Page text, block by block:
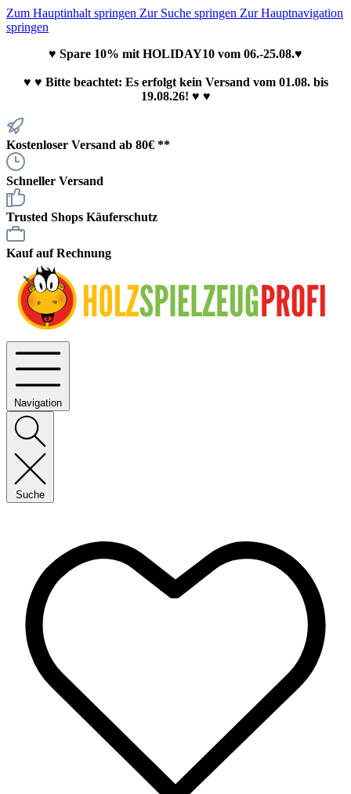
Zum Hauptinhalt springen Zur Suche springen Zur Hauptnavigation
springen
♥ Spare 10% mit HOLIDAY10 vom 06.-25.08.♥
♥ ♥ Bitte beachtet: Es erfolgt kein Versand vom 01.08. bis
19.08.26! ♥ ♥
Kostenloser Versand ab 80€ **
Schneller Versand
Trusted Shops Käuferschutz
Kauf auf Rechnung
Navigation
Suche